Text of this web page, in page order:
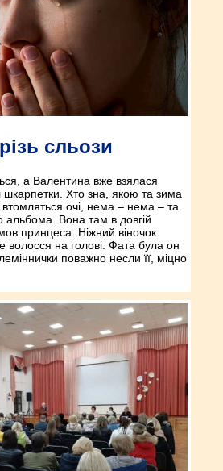
сльози
а Валентина вже взялася
шкарпетки. Хто зна, якою та зима
очі, нема – нема – та
альбома. Вона там в довгій
принцеса. Ніжний віночок
волосся на голові. Фата була он
поважно несли її, міцно